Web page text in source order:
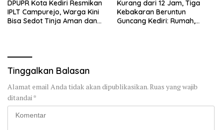
DPUPR Kota Kediri Resmikan
IPLT Campurejo, Warga Kini
Bisa Sedot Tinja Aman dan
Kurang dari 12 Jam, Tiga
Kebakaran Beruntun
Guncang Kediri: Rumah,
Tinggalkan Balasan
Alamat email Anda tidak akan dipublikasikan.Ruas yang wajib
ditandai*